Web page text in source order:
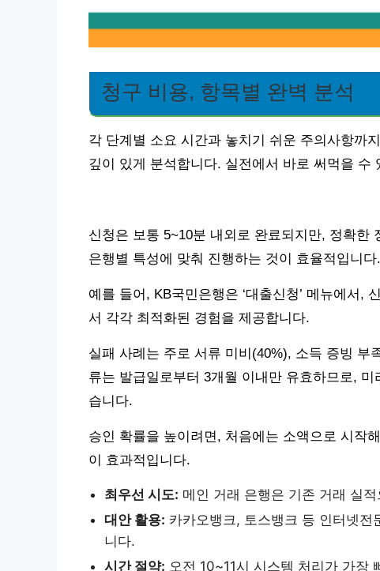
청구 비용, 항목별 완벽 분석
각 단계별 소요 시간과 놓치기 쉬운 주의사항까
깊이 있게 분석합니다. 실전에서 바로 써먹을 수
신청은 보통 5~10분 내외로 완료되지만, 정확
은행별 특성에 맞춰 진행하는 것이 효율적입니다.
예를 들어, KB국민은행은 ‘대출신청’ 메뉴에서,
서 각각 최적화된 경험을 제공합니다.
실패 사례는 주로 서류 미비(40%), 소득 증빙 부
류는 발급일로부터 3개월 이내만 유효하므로,
습니다.
승인 확률을 높이려면, 처음에는 소액으로 시작
이 효과적입니다.
최우선 시도: 메인 거래 은행은 기존 거래 실
대안 활용: 카카오뱅크, 토스뱅크 등 인터넷
니다.
시간 절약: 오전 10~11시 시스템 처리가 가장